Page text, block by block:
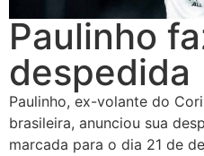
Paulinho
despedida
Paulinho, ex-volante do
brasileira, anunciou sua
marcada para o dia 21 de